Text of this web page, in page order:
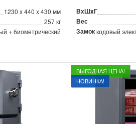
1230 x 440 x 430 мм
257 кг
+ биометрический
ВxШxГ
Вес
Замоккодовый
ВЫГОДНАЯ ЦЕНА!
НОВИНКА!